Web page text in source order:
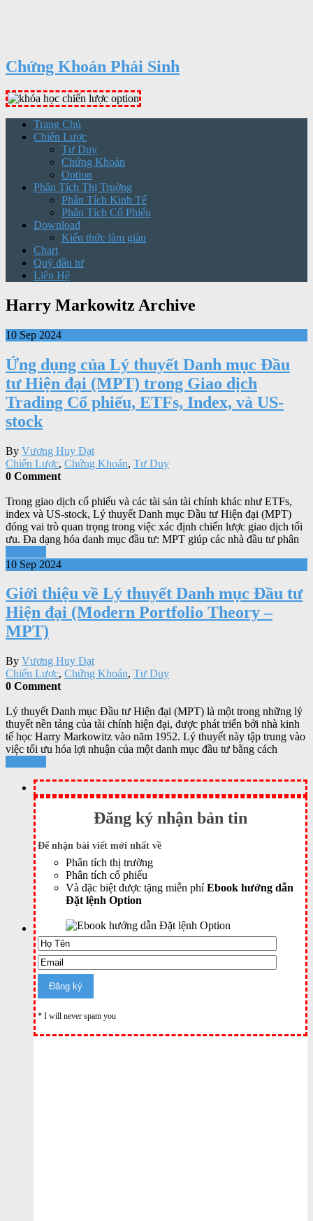
Chứng Khoán Phái Sinh
Trang Chủ
Chiến Lược
Tư Duy
Chứng Khoán
Option
Phân Tích Thị Truờng
Phân Tích Kinh Tế
Phân Tích Cổ Phiếu
Download
Kiến thức làm giàu
Chart
Quỹ đầu tư
Liên Hệ
Harry Markowitz Archive
10 Sep 2024
Ứng dụng của Lý thuyết Danh mục Đầu
tư Hiện đại (MPT) trong Giao dịch
Trading Cổ phiếu, ETFs, Index, và US-
stock
By Vương Huy Đạt
Chiến Lược, Chứng Khoán, Tư Duy
0 Comment
Trong giao dịch cổ phiếu và các tài sản tài chính khác như ETFs,
index và US-stock, Lý thuyết Danh mục Đầu tư Hiện đại (MPT)
đóng vai trò quan trọng trong việc xác định chiến lược giao dịch tối
ưu. Đa dạng hóa danh mục đầu tư: MPT giúp các nhà đầu tư phân
10 Sep 2024
Giới thiệu về Lý thuyết Danh mục Đầu tư
Hiện đại (Modern Portfolio Theory –
MPT)
By Vương Huy Đạt
Chiến Lược, Chứng Khoán, Tư Duy
0 Comment
Lý thuyết Danh mục Đầu tư Hiện đại (MPT) là một trong những lý
thuyết nền tảng của tài chính hiện đại, được phát triển bởi nhà kinh
tế học Harry Markowitz vào năm 1952. Lý thuyết này tập trung vào
việc tối ưu hóa lợi nhuận của một danh mục đầu tư bằng cách
Đăng ký nhận bản tin
Để nhận bài viết mới nhất về
Phân tích thị trường
Phân tích cổ phiếu
Và đặc biệt được tặng miễn phíEbook hướng dẫn
Đặt lệnh Option
* I will never spam you